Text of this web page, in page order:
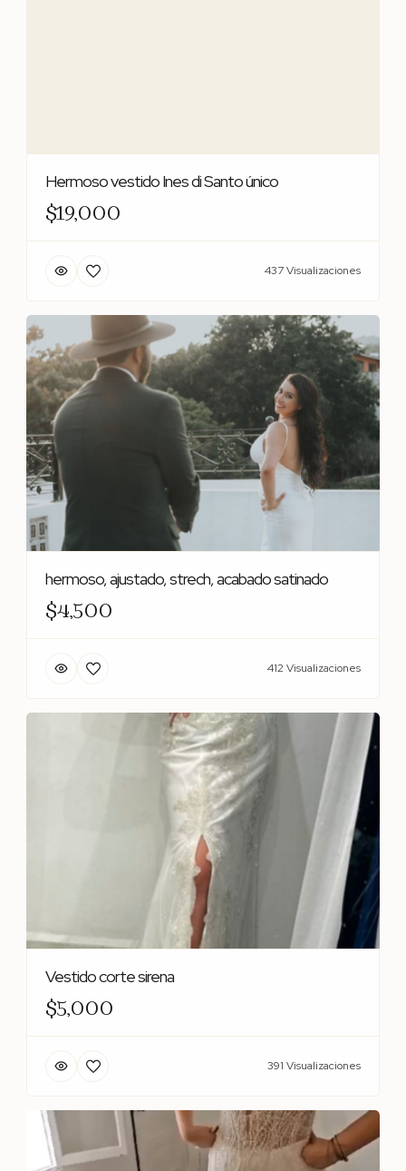
Hermoso vestido Ines di Santo único
$19,000
437 Visualizaciones
hermoso, ajustado, strech, acabado satinado
$4,500
412 Visualizaciones
Vestido corte sirena
$5,000
391 Visualizaciones